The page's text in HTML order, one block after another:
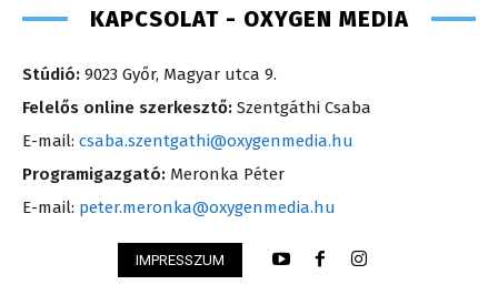
KAPCSOLAT - OXYGEN MEDIA
Stúdió: 9023 Győr, Magyar utca 9.
Felelős online szerkesztő: Szentgáthi Csaba
E-mail: csaba.szentgathi@oxygenmedia.hu
Programigazgató: Meronka Péter
E-mail: peter.meronka@oxygenmedia.hu
IMPRESSZUM